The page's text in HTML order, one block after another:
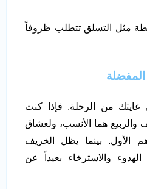
مثل التسلق تتطلب ظروفاً
المفضلة
غايتك من الرحلة. فإذا كنت
هما الأنسب، ولعشاق
الأول. بينما يظل الخريف
والاسترخاء بعيداً عن